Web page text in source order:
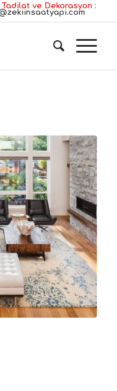
Tadilat ve Dekorasyon :